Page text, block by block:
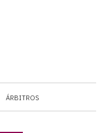
ÁRBITROS